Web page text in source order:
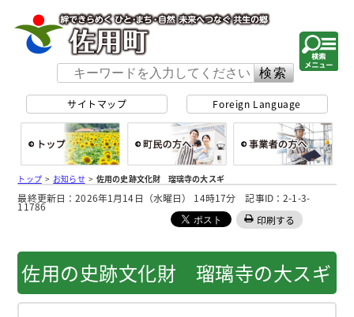
サイトマップ Foreign Language
総合トップ
トップ> お知らせ>佐用の史跡文化財 瑠璃寺の大スギ
最終更新日：2026年1月14日（水曜日） 14時17分 記事ID：2-1-3-
11786
印刷する
佐用の史跡文化財 瑠璃寺の大スギ